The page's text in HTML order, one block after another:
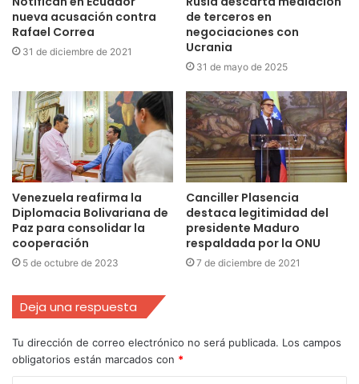
nueva acusación contra
Rafael Correa
31 de diciembre de 2021
de terceros en
negociaciones con
Ucrania
31 de mayo de 2025
Venezuela reafirma la
Diplomacia Bolivariana de
Paz para consolidar la
cooperación
5 de octubre de 2023
Canciller Plasencia
destaca legitimidad del
presidente Maduro
respaldada por la ONU
7 de diciembre de 2021
Deja una respuesta
Tu dirección de correo electrónico no será publicada. Los campos
obligatorios están marcados con *